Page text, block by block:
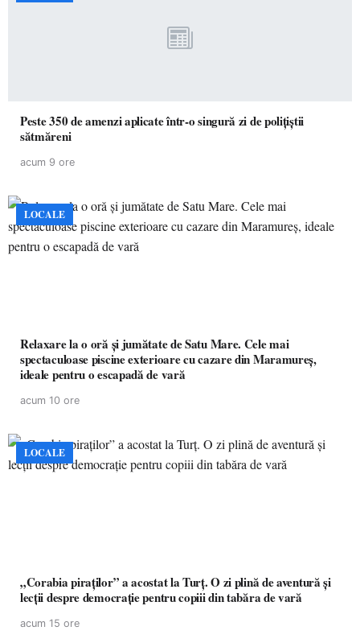
Peste 350 de amenzi aplicate într-o singură zi de polițiștii
sătmăreni
acum 9 ore
LOCALE
Relaxare la o oră și jumătate de Satu Mare. Cele mai
spectaculoase piscine exterioare cu cazare din Maramureș,
ideale pentru o escapadă de vară
acum 10 ore
LOCALE
„Corabia piraților” a acostat la Turț. O zi plină de aventură și
lecții despre democrație pentru copiii din tabăra de vară
acum 15 ore